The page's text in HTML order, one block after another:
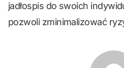
jadłospis do swoich
pozwoli zminimalizować